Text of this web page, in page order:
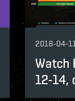
2018-04-
Watch
12-14,